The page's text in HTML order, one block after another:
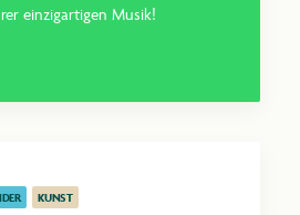
einzigartigen Musik!
KUNST